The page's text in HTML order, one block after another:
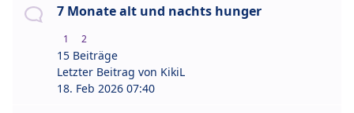
7 Monate alt und nachts hunger
1 2
15 Beiträge
Letzter Beitrag von KikiL
18. Feb 2026 07:40